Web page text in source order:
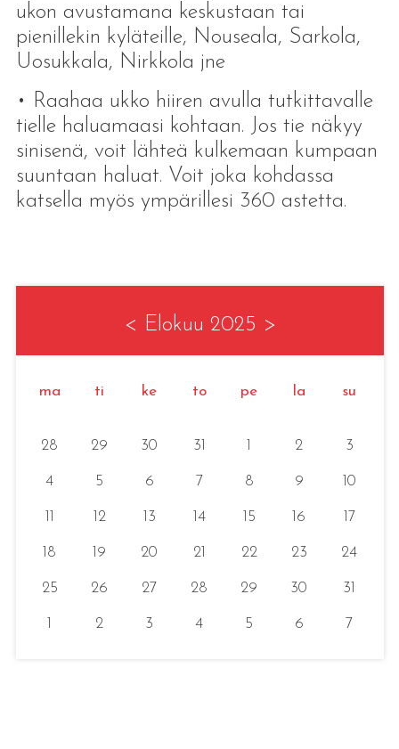
ukon avustamana keskustaan tai
pienillekin kyläteille, Nouseala, Sarkola,
Uosukkala, Nirkkola jne
• Raahaa ukko hiiren avulla tutkittavalle
tielle haluamaasi kohtaan. Jos tie näkyy
sinisenä, voit lähteä kulkemaan kumpaan
suuntaan haluat. Voit joka kohdassa
katsella myös ympärillesi 360 astetta.
< Elokuu 2025 >
ma ti ke to pe la su
28 29 30 31 2 3
4 5 6 7 8 9 10
12 13 14 15 16 17
18 19 20 21 22 23 24
25 26 27 28 29 30 31
2 3 4 5 6 7